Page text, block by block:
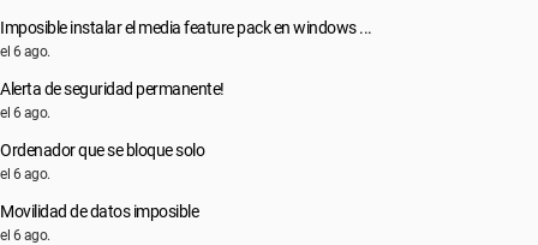
Imposible instalar el media feature pack en windows ...
el 6 ago.
Alerta de seguridad permanente!
el 6 ago.
Ordenador que se bloque solo
el 6 ago.
Movilidad de datos imposible
el 6 ago.